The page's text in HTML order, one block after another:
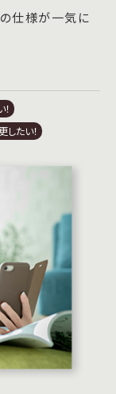
の仕様が一気に
たい！